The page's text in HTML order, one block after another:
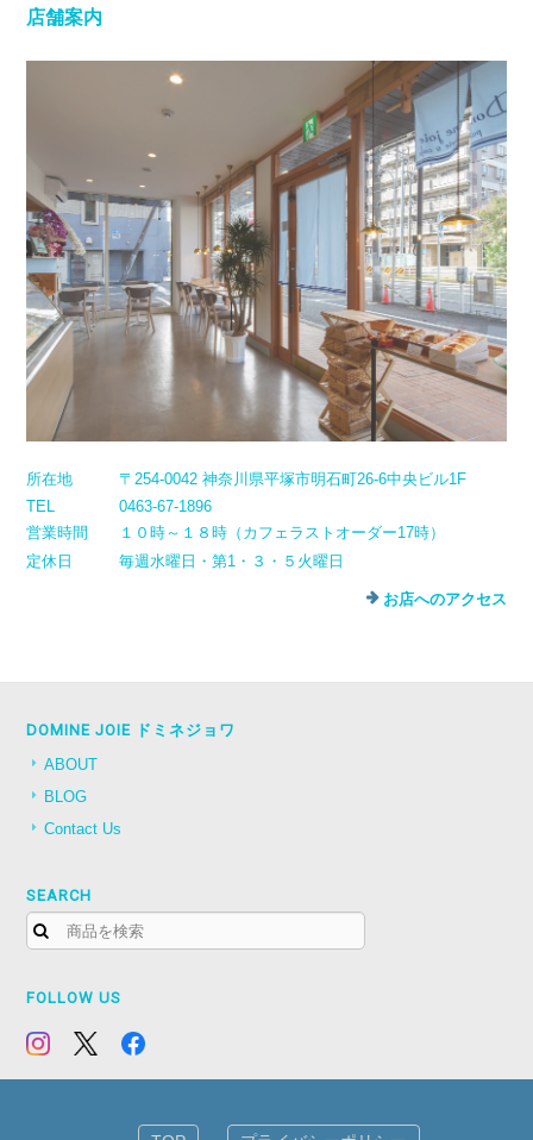
店舗案内
所在地
〒254-0042 神奈川県平塚市明石町26-6中央ビル1F
TEL
0463-67-1896
営業時間
１０時～１８時（カフェラストオーダー17時）
定休日
毎週水曜日・第1・３・５火曜日
お店へのアクセス
DOMINE JOIE ドミネジョワ
ABOUT
BLOG
Contact Us
SEARCH
FOLLOW US